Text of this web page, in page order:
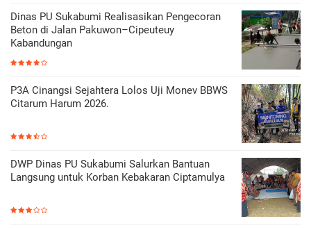
Dinas PU Sukabumi Realisasikan Pengecoran
Beton di Jalan Pakuwon–Cipeuteuy
Kabandungan
P3A Cinangsi Sejahtera Lolos Uji Monev BBWS
Citarum Harum 2026.
DWP Dinas PU Sukabumi Salurkan Bantuan
Langsung untuk Korban Kebakaran Ciptamulya